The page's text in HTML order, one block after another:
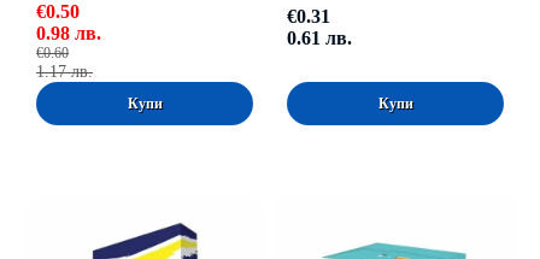
€0.50
0.98 лв.
€0.60
1.17 лв.
€0.31
0.61 лв.